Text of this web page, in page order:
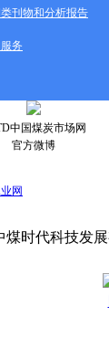
刊物和分析报告
务
中国煤炭市场网
官方微博
网
时代科技